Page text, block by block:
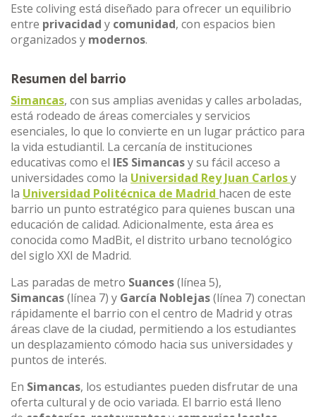
Este coliving está diseñado para ofrecer un equilibrio
entre privacidad y comunidad, con espacios bien
organizados y modernos.
Resumen del barrio
Simancas, con sus amplias avenidas y calles arboladas,
está rodeado de áreas comerciales y servicios
esenciales, lo que lo convierte en un lugar práctico para
la vida estudiantil. La cercanía de instituciones
educativas como el IES Simancasy su fácil acceso a
universidades como la Universidad Rey Juan Carlosy
la Universidad Politécnica de Madrid hacen de este
barrio un punto estratégico para quienes buscan una
educación de calidad. Adicionalmente, esta área es
conocida como MadBit, el distrito urbano tecnológico
del siglo XXI de Madrid.
Las paradas de metro Suances(línea 5),
Simancas(línea 7) y García Noblejas(línea 7) conectan
rápidamente el barrio con el centro de Madrid y otras
áreas clave de la ciudad, permitiendo a los estudiantes
un desplazamiento cómodo hacia sus universidades y
puntos de interés.
En Simancas, los estudiantes pueden disfrutar de una
oferta cultural y de ocio variada. El barrio está lleno